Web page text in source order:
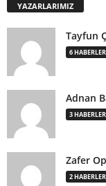
YAZARLARIMIZ
Tayfun
6 HABERLER
Adnan
3 HABERLER
Zafer
2 HABERLER